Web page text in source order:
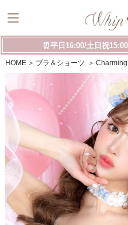
⏰平日16:00/土日祝
HOME ブラ＆ショーツ